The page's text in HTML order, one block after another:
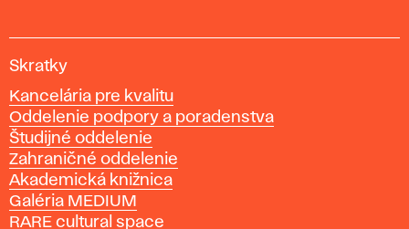
V
s
o
k
á
š
k
o
Skratky
Kancelária pre kvalitu
Oddelenie podpory a poradenstva
Študijné oddelenie
Zahraničné oddelenie
Akademická knižnica
Galéria MEDIUM
RARE cultural space